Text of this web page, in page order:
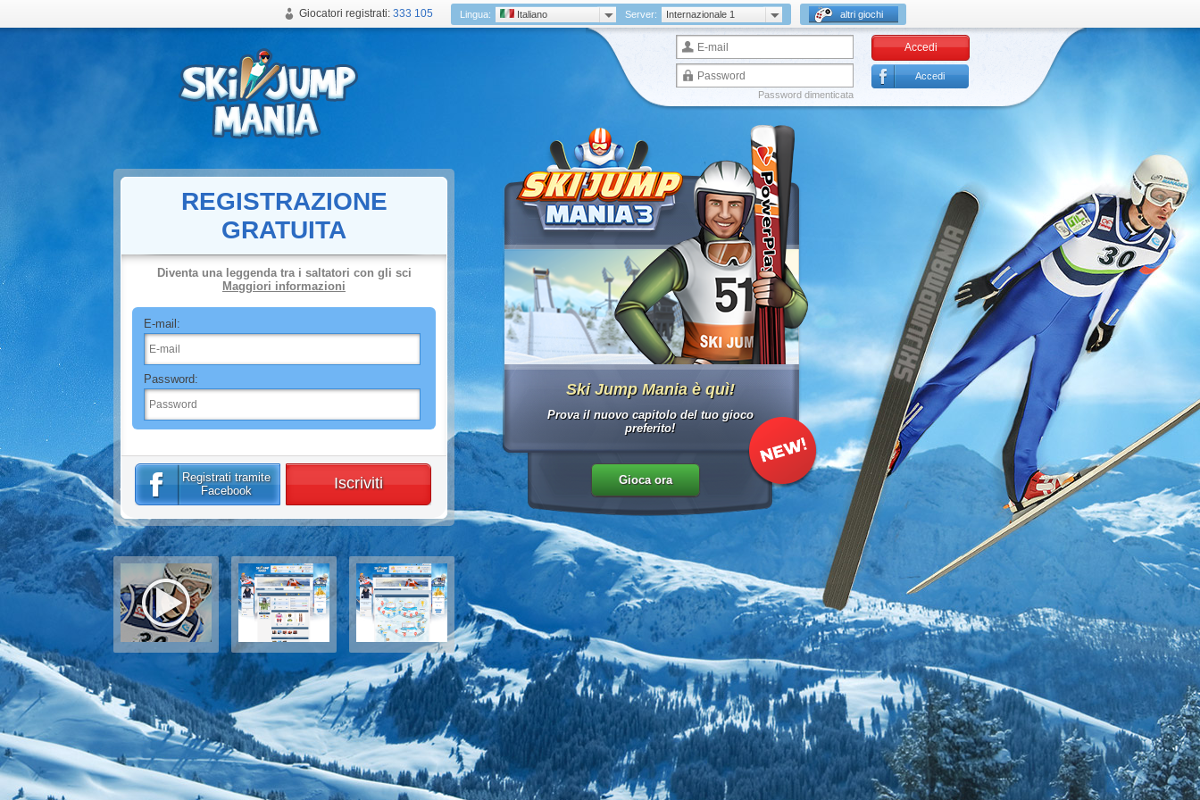
Giocatori registrati: 333 105 Lingua: Italiano Server: Internazionale 1 altri giochi
Password dimenticata
Accedi
Accedi
REGISTRAZIONE
GRATUITA
Diventa una leggenda tra i saltatori con gli sci
Maggiori informazioni
E-mail:
Password:
Registrati tramite
Facebook
Iscriviti
Ski Jump Mania è quì!
Prova il nuovo capitolo del tuo gioco
preferito!